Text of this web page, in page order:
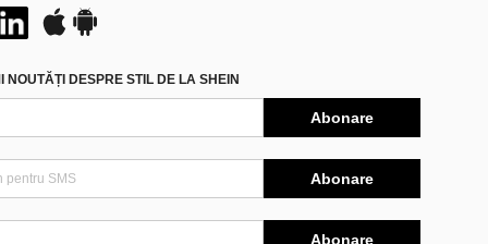
NOUTĂȚI DESPRE STIL DE LA SHEIN
Abonare
Abonare
Abonare